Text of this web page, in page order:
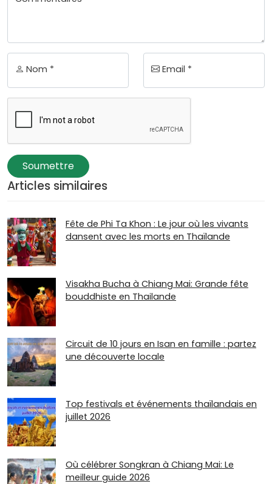
Nom * Email *
Soumettre
Articles similaires
Fête de Phi Ta Khon : Le jour où les vivants
dansent avec les morts en Thaïlande
Visakha Bucha à Chiang Mai: Grande fête
bouddhiste en Thailande
Circuit de 10 jours en Isan en famille : partez
une découverte locale
Top festivals et événements thaïlandais en
juillet 2026
Où célébrer Songkran à Chiang Mai: Le
meilleur guide 2026